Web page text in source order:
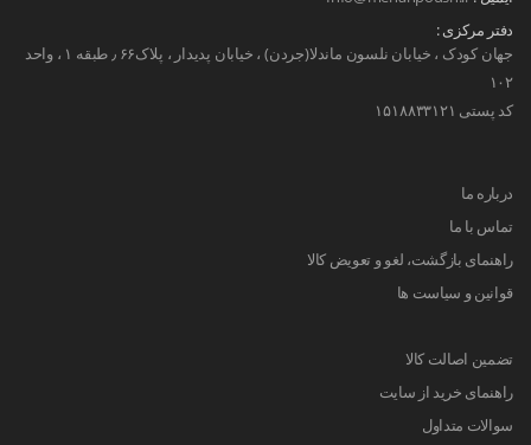
دفتر مرکزی :
جهان کودک ، خیابان نلسون ماندلا(جردن) ، خیابان پدیدار ، پلاک۶۶ ٫ طبقه ۱ ، واحد
۱۰۲
کد پستی ۱۵۱۸۸۳۳۱۲۱
درباره ما
تماس با ما
راهنمای بازگشت، لغو و تعویض کالا
قوانین و سیاست ها
تضمین اصالت کالا
راهنمای خرید از سایت
سوالات متداول